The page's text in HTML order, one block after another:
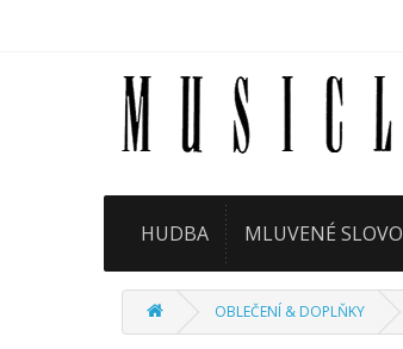
HUDBA MLUVENÉ SLOVO
OBLEČENÍ & DOPLŇKY